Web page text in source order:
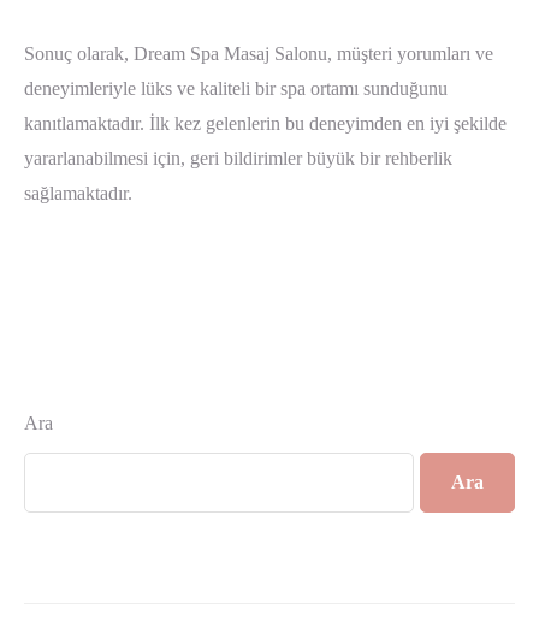
Sonuç olarak, Dream Spa Masaj Salonu, müşteri yorumları ve
deneyimleriyle lüks ve kaliteli bir spa ortamı sunduğunu
kanıtlamaktadır. İlk kez gelenlerin bu deneyimden en iyi şekilde
yararlanabilmesi için, geri bildirimler büyük bir rehberlik
sağlamaktadır.
Ara
Ara